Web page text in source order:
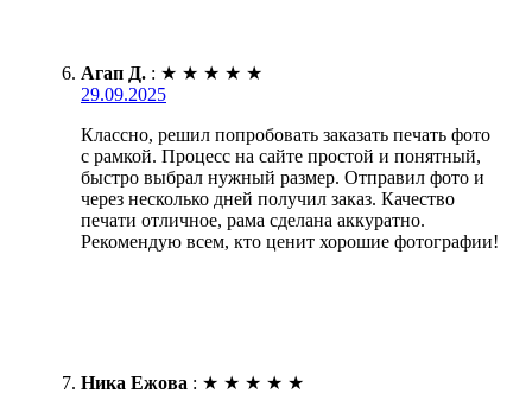
Агап Д. : ★ ★ ★ ★ ★
29.09.2025
Классно, решил попробовать заказать печать фото
с рамкой. Процесс на сайте простой и понятный,
быстро выбрал нужный размер. Отправил фото и
через несколько дней получил заказ. Качество
печати отличное, рама сделана аккуратно.
Рекомендую всем, кто ценит хорошие фотографии!
Ника Ежова : ★ ★ ★ ★ ★